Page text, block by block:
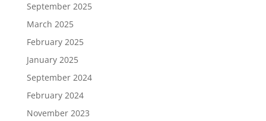
September 2025
March 2025
February 2025
January 2025
September 2024
February 2024
November 2023